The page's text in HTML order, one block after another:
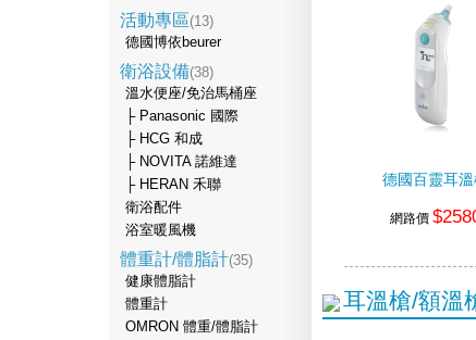
活動專區(13)
德國博依beurer
衛浴設備(38)
溫水便座/免治馬桶座
├ Panasonic 國際
├ HCG 和成
├ NOVITA 諾維達
├ HERAN 禾聯
衛浴配件
浴室暖風機
體重計/體脂計(35)
健康體脂計
體重計
OMRON 體重/體脂計
德國百靈耳
網路價
耳溫槍/額溫